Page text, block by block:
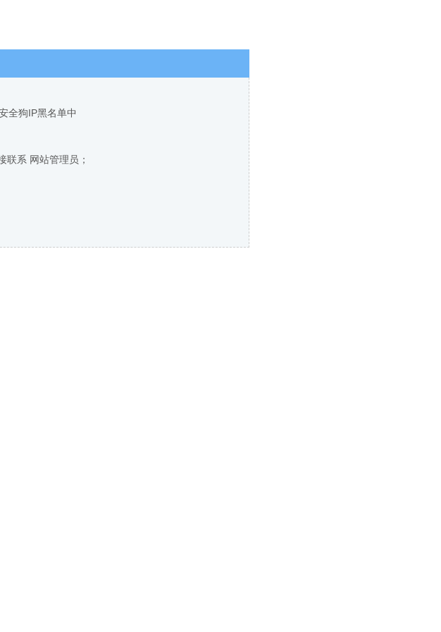
全狗IP黑名单中
联系 网站管理员；